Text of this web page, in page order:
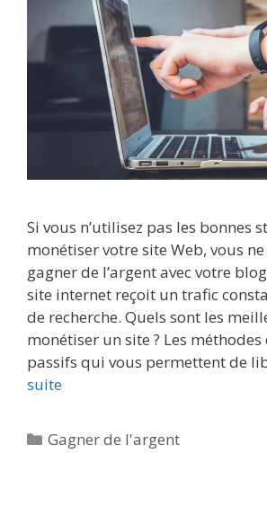
Si vous n’utilisez pas les bonnes
monétiser votre site Web, vous
gagner de l’argent avec votre
site internet reçoit un trafic
de recherche. Quels sont les
monétiser un site ? Les méthodes
passifs qui vous permettent de
suite
Catégories
Gagner de l'argent